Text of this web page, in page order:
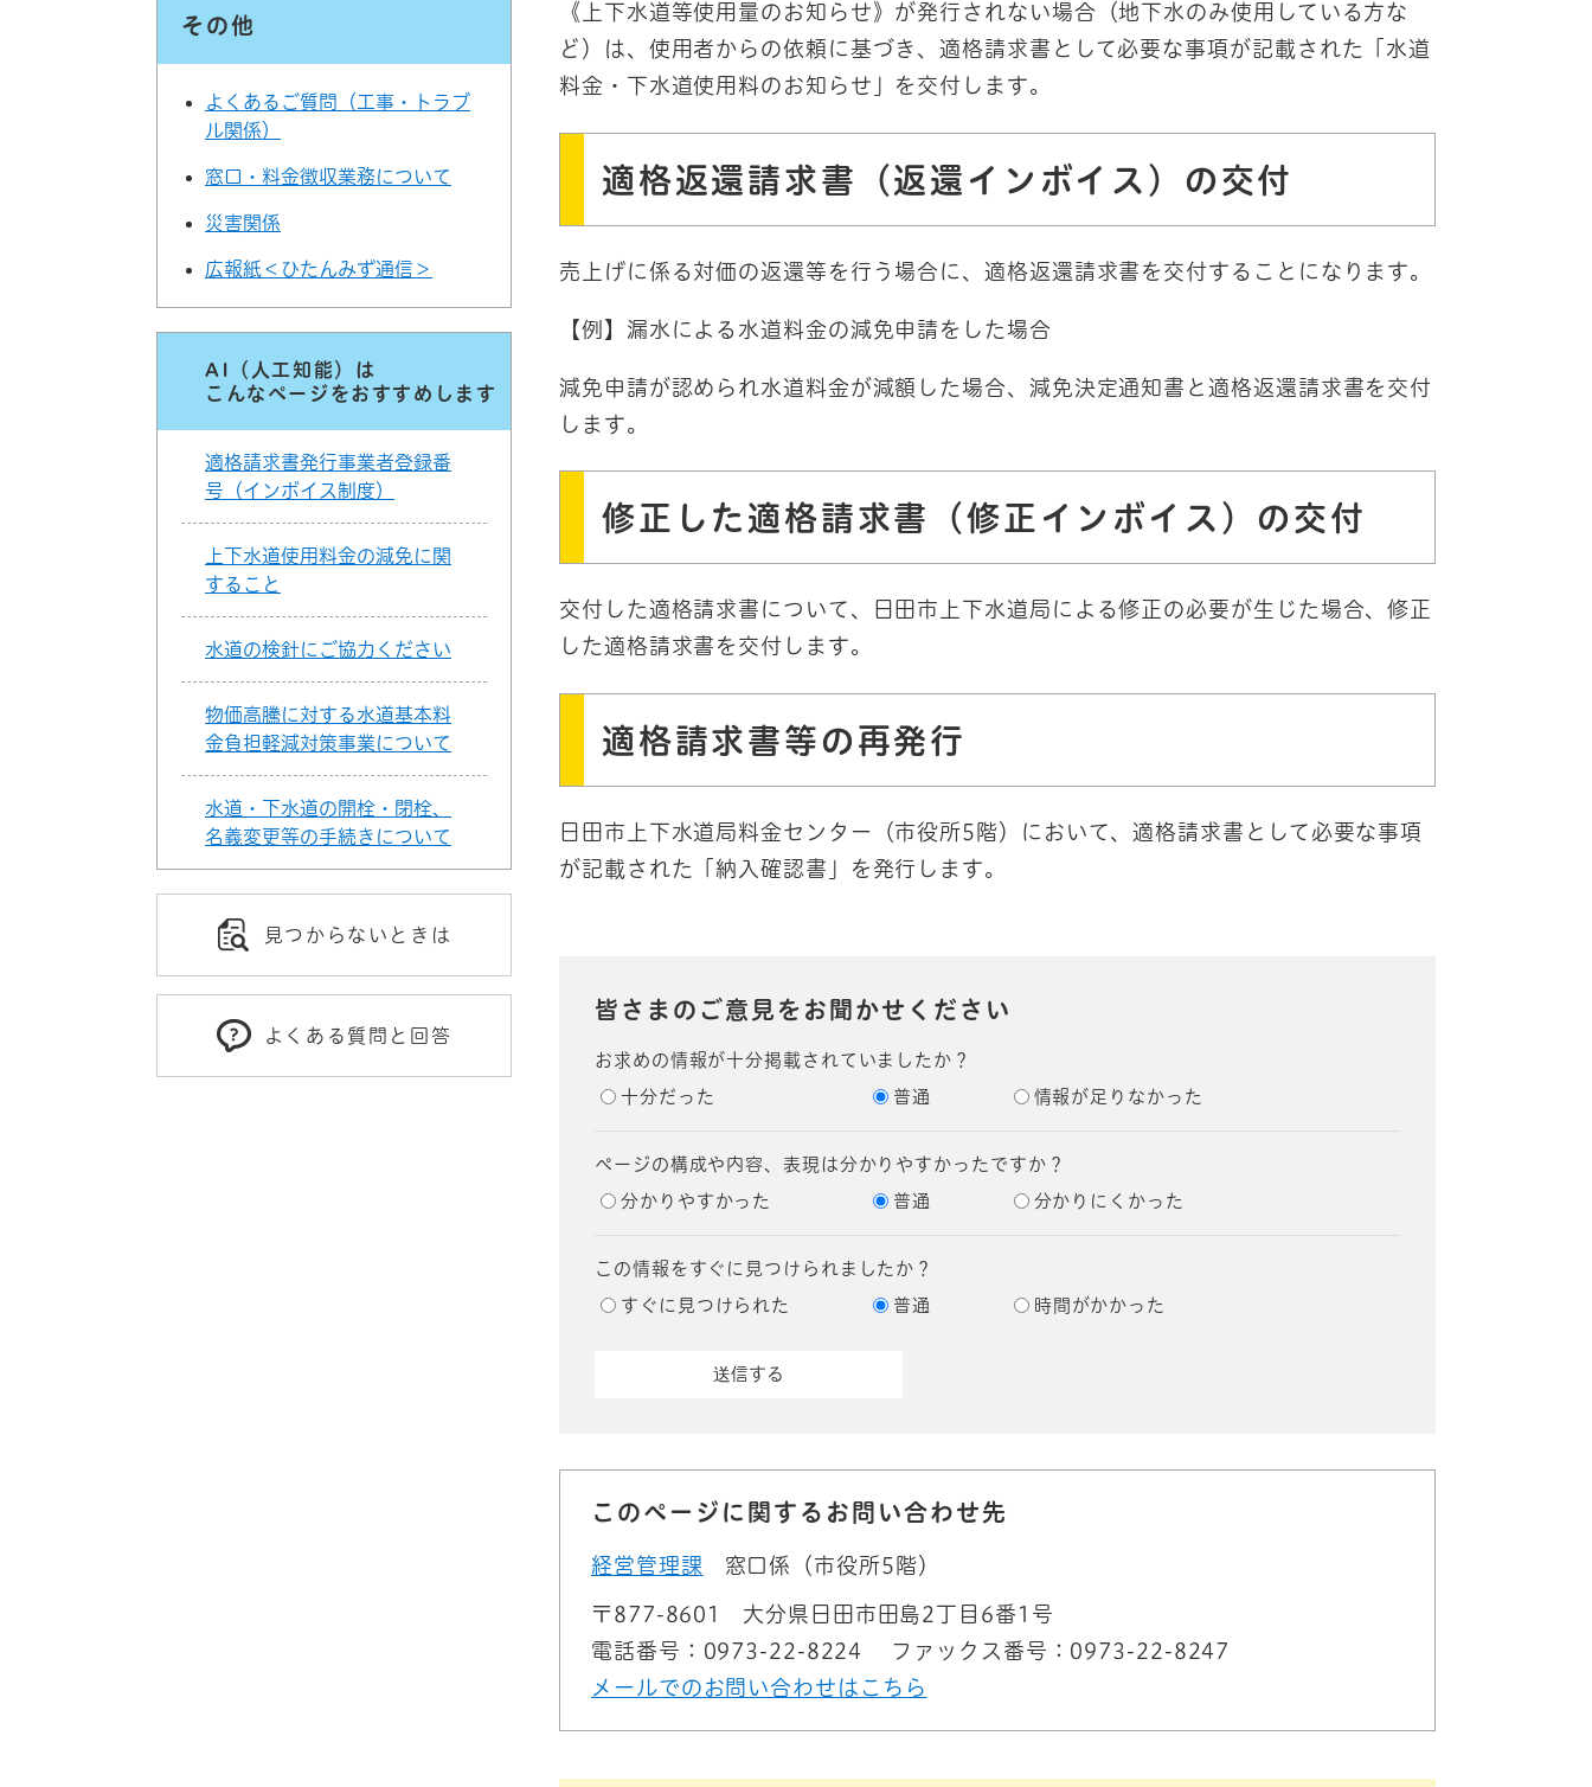
《上下水道等使用量のお知らせ》が発行されない場合（地下水のみ使用している方な
ど）は、使用者からの依頼に基づき、適格請求書として必要な事項が記載された「水道
料金・下水道使用料のお知らせ」を交付します。
適格返還請求書（返還インボイス）の交付
売上げに係る対価の返還等を行う場合に、適格返還請求書を交付することになります。
【例】漏水による水道料金の減免申請をした場合
減免申請が認められ水道料金が減額した場合、減免決定通知書と適格返還請求書を交付
します。
修正した適格請求書（修正インボイス）の交付
交付した適格請求書について、日田市上下水道局による修正の必要が生じた場合、修正
した適格請求書を交付します。
適格請求書等の再発行
日田市上下水道局料金センター（市役所5階）において、適格請求書として必要な事項
が記載された「納入確認書」を発行します。
皆さまのご意見をお聞かせください
お求めの情報が十分掲載されていましたか？
十分だった 普通 情報が足りなかった
ページの構成や内容、表現は分かりやすかったですか？
分かりやすかった 普通 分かりにくかった
この情報をすぐに見つけられましたか？
すぐに見つけられた 普通 時間がかかった
このページに関するお問い合わせ先
経営管理課 窓口係（市役所5階）
〒877-8601
大分県日田市田島2丁目6番1号
電話番号：0973-22-8224
ファックス番号：0973-22-8247
メールでのお問い合わせはこちら
その他
よくあるご質問（工事・トラブ
ル関係）
窓口・料金徴収業務について
災害関係
広報紙＜ひたんみず通信＞
AI（人工知能）は
こんなページをおすすめします
適格請求書発行事業者登録番
号（インボイス制度）
上下水道使用料金の減免に関
すること
水道の検針にご協力ください
物価高騰に対する水道基本料
金負担軽減対策事業について
水道・下水道の開栓・閉栓、
名義変更等の手続きについて
見つからないときは
よくある質問と回答